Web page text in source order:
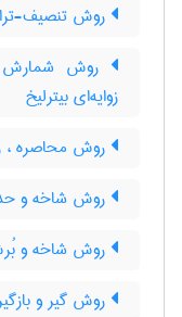
روش تنصیف-
روش شمارش
زوایه‌ای بیترلیخ
روش محاصره
روش شاخه و
روش شاخه و
روش گیر و